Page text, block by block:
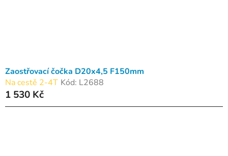
Zaostřovací čočka D20x4,5 F150mm
Na cestě 2-4T Kód: L2688
1 530 Kč